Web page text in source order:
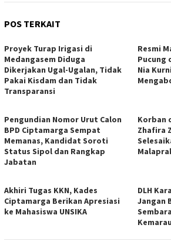
POS TERKAIT
Proyek Turap Irigasi di
Medangasem Diduga
Dikerjakan Ugal-Ugalan, Tidak
Pakai Kisdam dan Tidak
Transparansi
Resmi
Pucung
Nia
Pengundian Nomor Urut Calon
BPD Ciptamarga Sempat
Memanas, Kandidat Soroti
Status Sipol dan Rangkap
Jabatan
Korban
Zhafira
Akhiri Tugas KKN, Kades
Ciptamarga Berikan Apresiasi
ke Mahasiswa UNSIKA
DLH
Jangan